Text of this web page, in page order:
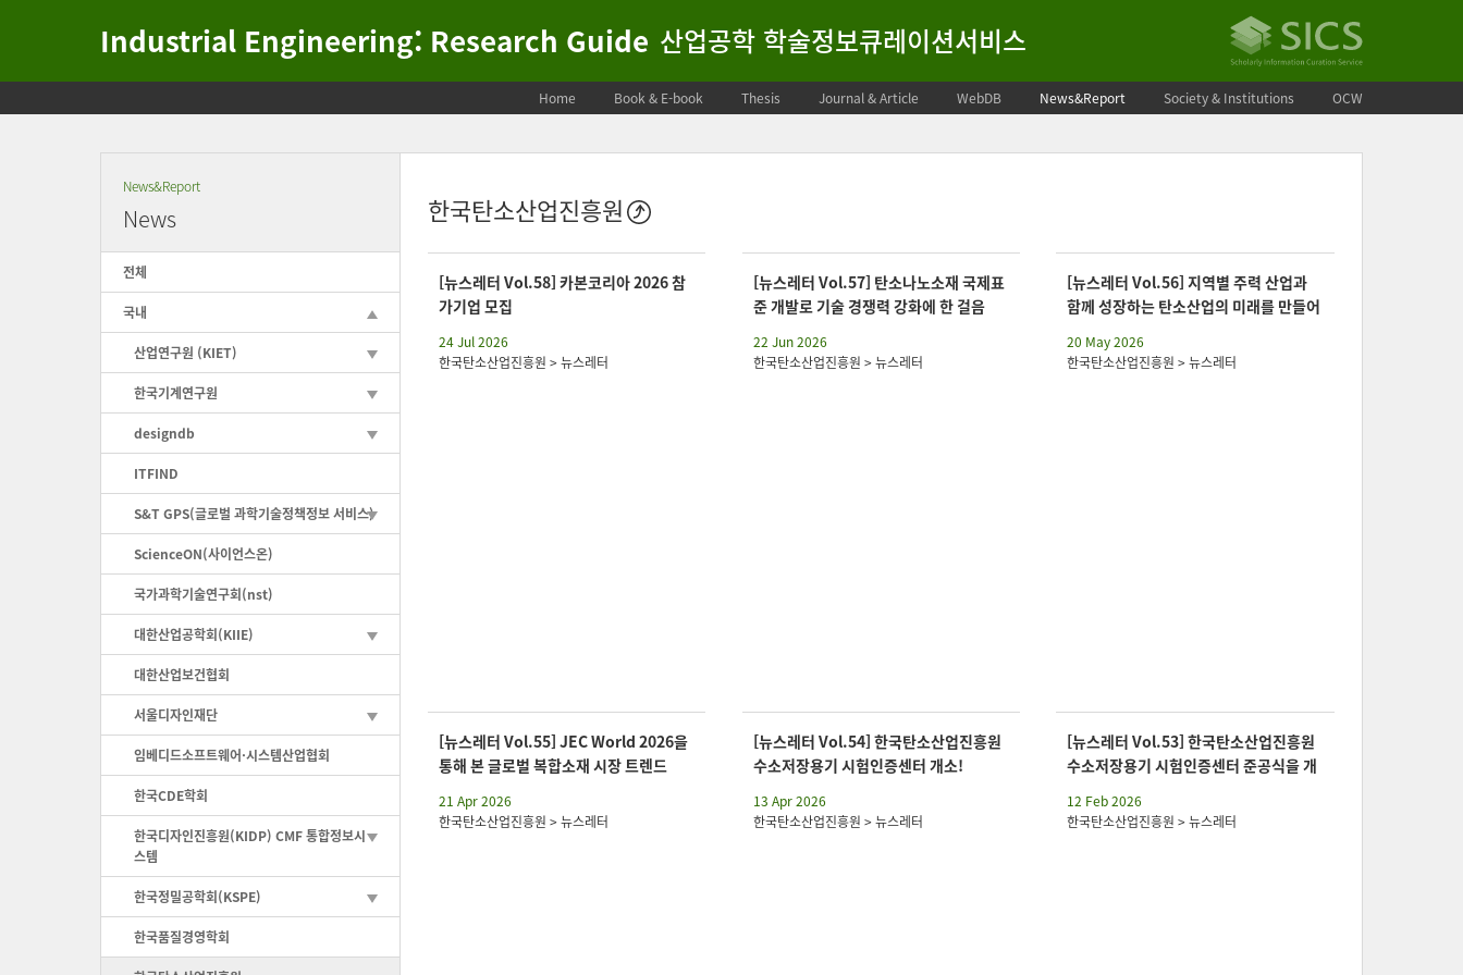
Industrial Engineering: Research Guide 산업공학 학술정보큐레이션서비스
Home Book & E-book Thesis Journal & Article WebDB News&Report Society & Institutions OCW
News&Report
News
전체
국내
산업연구원 (KIET)
한국기계연구원
designdb
ITFIND
S&T GPS(글로벌 과학기술정책정보 서비스)
ScienceON(사이언스온)
국가과학기술연구회(nst)
대한산업공학회(KIIE)
대한산업보건협회
서울디자인재단
임베디드소프트웨어·시스템산업협회
한국CDE학회
한국디자인진흥원(KIDP) CMF 통합정보시
스템
한국정밀공학회(KSPE)
한국품질경영학회
한국탄소산업진흥원
[뉴스레터 Vol.58] 카본코리아 2026 참
가기업 모집
24 Jul 2026
한국탄소산업진흥원 > 뉴스레터
[뉴스레터 Vol.57] 탄소나노소재 국제표
준 개발로 기술 경쟁력 강화에 한 걸음
22 Jun 2026
한국탄소산업진흥원 > 뉴스레터
[뉴스레터 Vol.56] 지역별 주력 산업과
함께 성장하는 탄소산업의 미래를 만들어
20 May 2026
한국탄소산업진흥원 > 뉴스레터
[뉴스레터 Vol.55] JEC World 2026을
통해 본 글로벌 복합소재 시장 트렌드
21 Apr 2026
한국탄소산업진흥원 > 뉴스레터
[뉴스레터 Vol.54] 한국탄소산업진흥원
수소저장용기 시험인증센터 개소!
13 Apr 2026
한국탄소산업진흥원 > 뉴스레터
[뉴스레터 Vol.53] 한국탄소산업진흥원
수소저장용기 시험인증센터 준공식을 개
12 Feb 2026
한국탄소산업진흥원 > 뉴스레터